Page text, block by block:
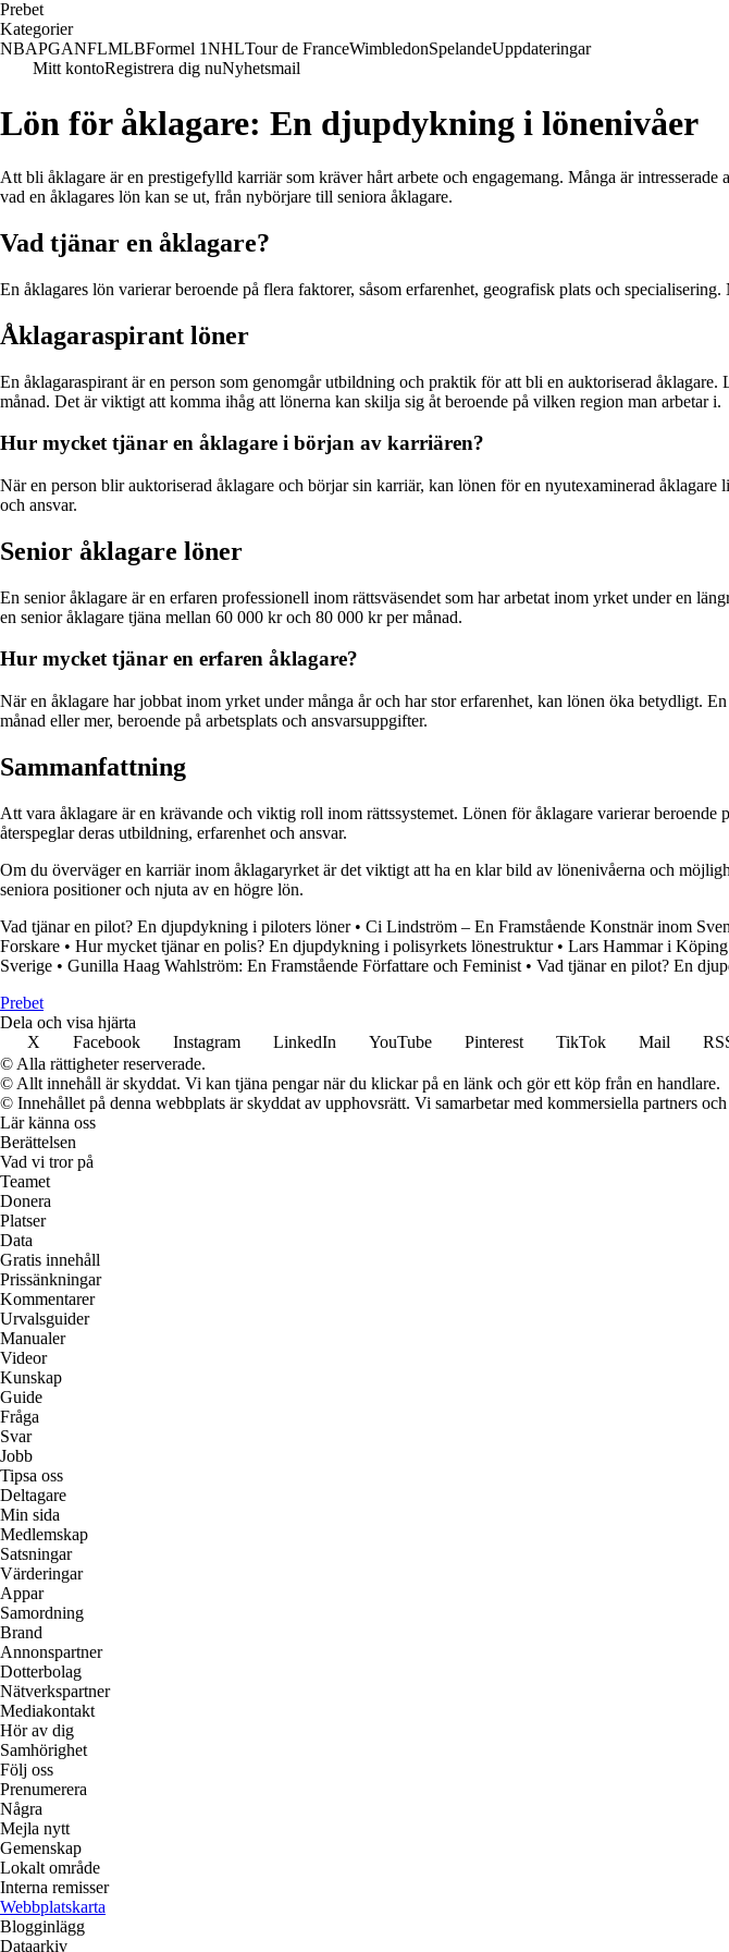
Prebet
Kategorier
NBAPGANFLMLBFormel 1NHLTour de FranceWimbledonSpelandeUppdateringar
Mitt kontoRegistrera dig nuNyhetsmail
Lön för åklagare: En djupdykning i lönenivåer
Att bli åklagare är en prestigefylld karriär som kräver hårt arbete och engagemang. Många är
vad en åklagares lön kan se ut, från nybörjare till seniora åklagare.
Vad tjänar en åklagare?
En åklagares lön varierar beroende på flera faktorer, såsom erfarenhet, geografisk plats och
Åklagaraspirant löner
En åklagaraspirant är en person som genomgår utbildning och praktik för att bli en auktoriserad
månad. Det är viktigt att komma ihåg att lönerna kan skilja sig åt beroende på vilken region man arbetar i.
Hur mycket tjänar en åklagare i början av karriären?
När en person blir auktoriserad åklagare och börjar sin karriär, kan lönen för en nyutexaminerad
och ansvar.
Senior åklagare löner
En senior åklagare är en erfaren professionell inom rättsväsendet som har arbetat inom yrket under en
en senior åklagare tjäna mellan 60 000 kr och 80 000 kr per månad.
Hur mycket tjänar en erfaren åklagare?
När en åklagare har jobbat inom yrket under många år och har stor erfarenhet, kan lönen öka betydligt.
månad eller mer, beroende på arbetsplats och ansvarsuppgifter.
Sammanfattning
Att vara åklagare är en krävande och viktig roll inom rättssystemet. Lönen för åklagare varierar
återspeglar deras utbildning, erfarenhet och ansvar.
Om du överväger en karriär inom åklagaryrket är det viktigt att ha en klar bild av lönenivåerna och
seniora positioner och njuta av en högre lön.
Vad tjänar en pilot? En djupdykning i piloters löner• Ci Lindström – En Framstående Konstnär inom
Forskare • Hur mycket tjänar en polis? En djupdykning i polisyrkets lönestruktur• Lars Hammar i
Sverige • Gunilla Haag Wahlström: En Framstående Författare och Feminist • Vad tjänar en pilot? En
Prebet
Dela och visa hjärta
X
Facebook Instagram LinkedIn YouTube Pinterest TikTok Mail
© Alla rättigheter reserverade.
© Allt innehåll är skyddat. Vi kan tjäna pengar när du klickar på en länk och gör ett köp från en handlare.
© Innehållet på denna webbplats är skyddat av upphovsrätt. Vi samarbetar med kommersiella partners
Lär känna oss
Berättelsen
Vad vi tror på
Teamet
Donera
Platser
Data
Gratis innehåll
Prissänkningar
Kommentarer
Urvalsguider
Manualer
Videor
Kunskap
Guide
Fråga
Svar
Jobb
Tipsa oss
Deltagare
Min sida
Medlemskap
Satsningar
Värderingar
Appar
Samordning
Brand
Annonspartner
Dotterbolag
Nätverkspartner
Mediakontakt
Hör av dig
Samhörighet
Följ oss
Prenumerera
Några
Mejla nytt
Gemenskap
Lokalt område
Interna remisser
Webbplatskarta
Blogginlägg
Dataarkiv